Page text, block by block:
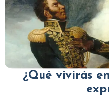
¿Qué vivirás